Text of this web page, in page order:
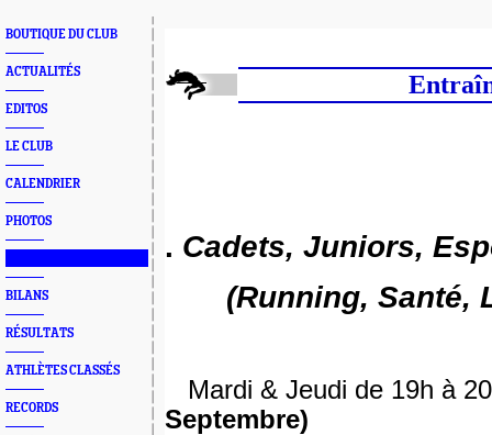
BOUTIQUE DU CLUB
ACTUALITÉS
EDITOS
LE CLUB
CALENDRIER
PHOTOS
███████████████
BILANS
RÉSULTATS
ATHLÈTES CLASSÉS
RECORDS
. Cadets, Juniors,
(Running, Santé,
Mardi & Jeudi de 19h à
Septembre)